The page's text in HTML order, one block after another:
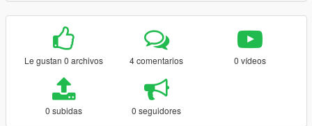
Le gustan 0 archivos 4 comentarios 0 vídeos
0 subidas 0 seguidores